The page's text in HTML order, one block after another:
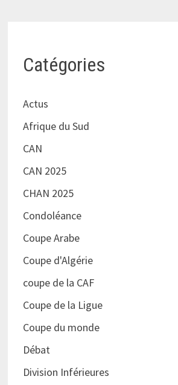
Catégories
Actus
Afrique du Sud
CAN
CAN 2025
CHAN 2025
Condoléance
Coupe Arabe
Coupe d'Algérie
coupe de la CAF
Coupe de la Ligue
Coupe du monde
Débat
Division Inférieures